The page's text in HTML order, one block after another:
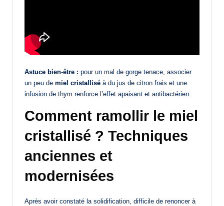
Astuce bien-être : pour un mal de gorge tenace, associer
un peu de miel cristallisé à du jus de citron frais et une
infusion de thym renforce l’effet apaisant et antibactérien.
Comment ramollir le miel
cristallisé ? Techniques
anciennes et
modernisées
Après avoir constaté la solidification, difficile de renoncer à